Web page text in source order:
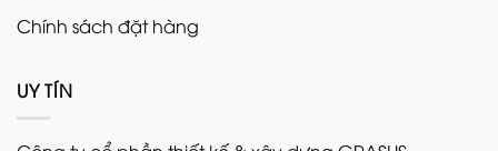
Chính sách đặt hàng
UY TÍN